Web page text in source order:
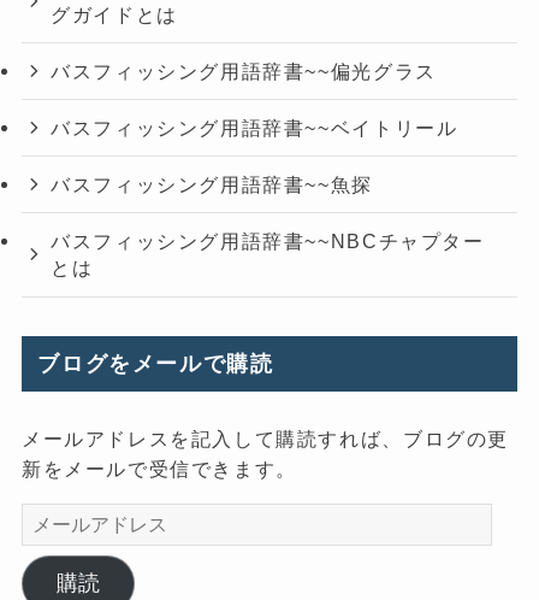
グガイドとは
バスフィッシング用語辞書~~偏光グラス
バスフィッシング用語辞書~~ベイトリール
バスフィッシング用語辞書~~魚探
バスフィッシング用語辞書~~NBCチャプター
とは
ブログをメールで購読
メールアドレスを記入して購読すれば、ブログの更
新をメールで受信できます。
ー
ル
購読